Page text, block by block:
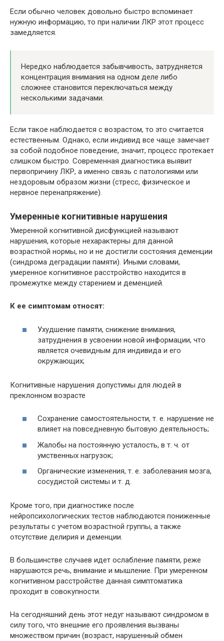
Если обычно человек довольно быстро вспоминает
нужную информацию, то при наличии ЛКР этот процесс
замедляется.
Нередко наблюдается забывчивость, затрудняется
концентрация внимания на одном деле либо
сложнее становится переключаться между
несколькими задачами.
Если такое наблюдается с возрастом, то это считается
естественным. Однако, если индивид все чаще замечает
за собой подобное поведение, значит, процесс протекает
слишком быстро. Современная диагностика выявит
первопричину ЛКР, а именно связь с патологиями или
нездоровым образом жизни (стресс, физическое и
нервное перенапряжение).
Умеренные когнитивные нарушения
Умеренной когнитивной дисфункцией называют
нарушения, которые нехарактерны для данной
возрастной нормы, но и не достигли состояния деменции
(синдрома деградации памяти). Иными словами,
умеренное когнитивное расстройство находится в
промежутке между старением и деменцией.
К ее симптомам относят:
Ухудшение памяти, снижение внимания,
затруднения в усвоении новой информации, что
является очевидным для индивида и его
окружающих;
Когнитивные нарушения допустимы для людей в
преклонном возрасте
Сохранение самостоятельности, т. е. нарушение не
влияет на повседневную бытовую деятельность;
Жалобы на постоянную усталость, в т. ч. от
умственных нагрузок;
Органические изменения, т. е. заболевания мозга,
сосудистой системы и т. д.
Кроме того, при диагностике после
нейропсихологических тестов наблюдаются пониженные
результаты с учетом возрастной группы, а также
отсутствие делирия и деменции.
В большинстве случаев идет ослабление памяти, реже
нарушаются речь, внимание и мышление. При умеренном
когнитивном расстройстве данная симптоматика
проходит в совокупности.
На сегодняшний день этот недуг называют синдромом в
силу того, что внешние его проявления вызваны
множеством причин (возраст, нарушенный обмен